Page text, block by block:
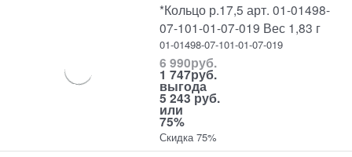
*Кольцо р.17,5 арт. 01-01498-
07-101-01-07-019 Вес 1,83 г
01-01498-07-101-01-07-019
6 990руб.
1 747руб.
выгода
5 243 руб.
или
75%
Скидка 75%